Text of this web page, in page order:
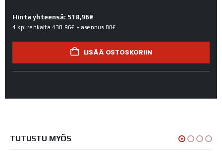
Hinta yhteensä: 518,96€
4 kpl renkaita 438.96€ + asennus 80€
LISÄÄ OSTOSKORIIN
TUTUSTU MYÖS